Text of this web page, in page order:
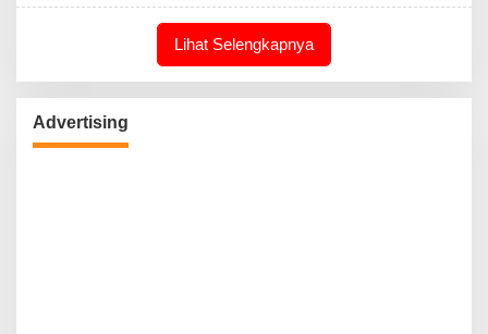
Lihat Selengkapnya
Advertising